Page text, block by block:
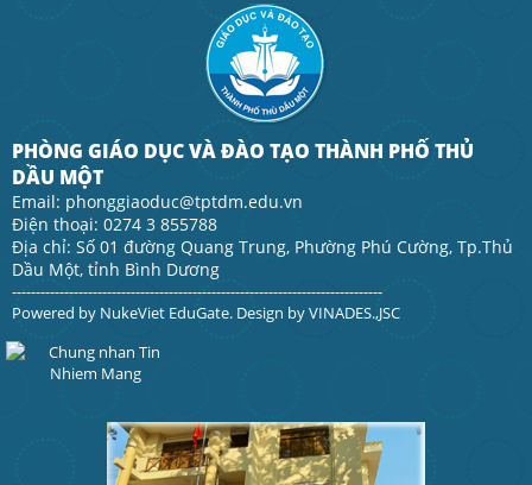
PHÒNG GIÁO DỤC VÀ ĐÀO TẠO THÀNH PHỐ THỦ
DẦU MỘT
Email: phonggiaoduc@tptdm.edu.vn
Điện thoại: 0274 3 855788
Địa chỉ: Số 01 đường Quang Trung, Phường Phú Cường, Tp.Thủ
Dầu Một, tỉnh Bình Dương
------------------------------------------------------------------------------
Powered by NukeViet EduGate. Design byVINADES.,JSC